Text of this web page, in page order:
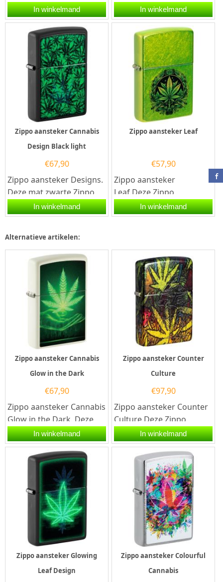
aansteker heeft een matt
zwarte afwerking met
aan de...
In winkelmand
aansteker heeft een
hoogglans groene
afwerking...
In winkelmand
Zippo aansteker Cannabis
Design Black light
€67,90
Zippo aansteker Designs.
Deze mat zwarte Zippo
aansteker heeft aan de
voorzijde een...
In winkelmand
Zippo aansteker Leaf
€57,90
Zippo aansteker
Leaf.Deze Zippo
aansteker heeft een Lurid
Green afwerking met een
In winkelmand
Alternatieve artikelen:
Zippo aansteker Cannabis
Glow in the Dark
€67,90
Zippo aansteker Cannabis
Glow in the Dark. Deze
Zippo aansteker
heeft een Glow in the...
In winkelmand
Zippo aansteker Counter
Culture
€97,90
Zippo aansteker Counter
Culture.Deze Zippo
aansteker heeft een
rondom een print van
kleurrijke...
In winkelmand
Zippo aansteker Glowing
Leaf Design
Zippo aansteker Colourful
Cannabis